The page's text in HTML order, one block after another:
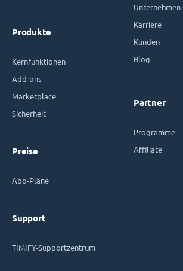
Produkte
Kernfunktionen
Add-ons
Marketplace
Sicherheit
Preise
Abo-Pläne
Support
TIMIFY-Supportzentrum
Unternehmen
Karriere
Kunden
Blog
Partner
Programme
Affiliate